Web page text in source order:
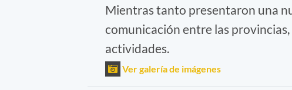
Mientras tanto presentaron una
comunicación entre las
actividades.
Ver galería de imágenes